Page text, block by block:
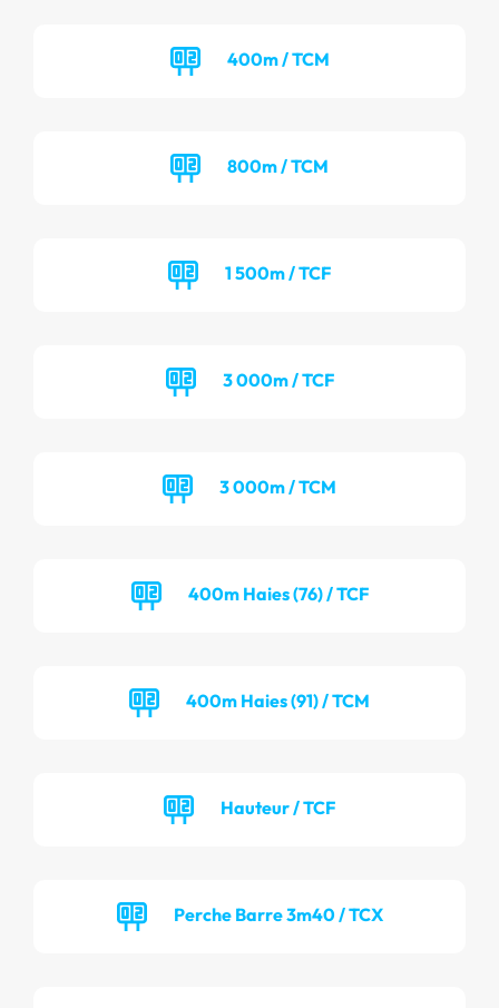
400m / TCM
800m / TCM
1 500m / TCF
3 000m / TCF
3 000m / TCM
400m Haies (76) / TCF
400m Haies (91) / TCM
Hauteur / TCF
Perche Barre 3m40 / TCX